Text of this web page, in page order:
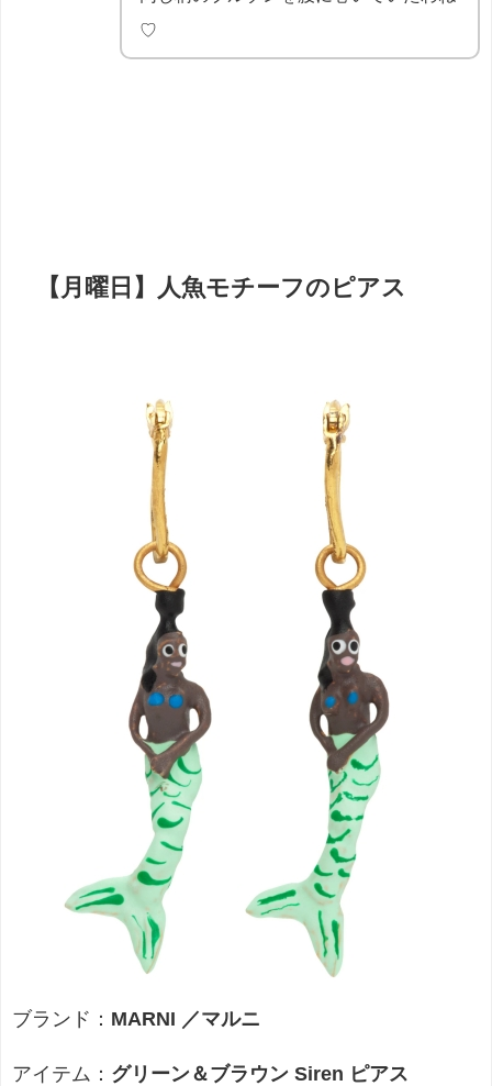
♡
【月曜日】人魚モチーフのピアス
ブランド： MARNI ／マルニ
アイテム： グリーン＆ブラウン Siren ピアス